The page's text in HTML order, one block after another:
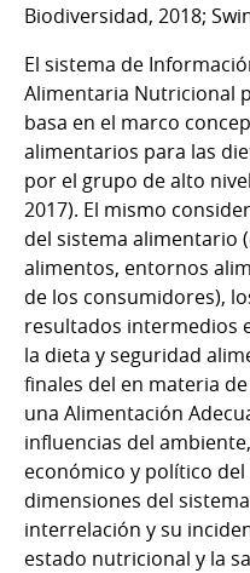
Biodiversidad, 2018;
El sistema de
Alimentaria Nutricional
basa en el marco
alimentarios para las
por el grupo de alto
2017). El mismo
del sistema alimentario
alimentos, entornos
de los consumidores),
resultados intermedios
la dieta y seguridad
finales del en materia
una Alimentación
influencias del
económico y político del
dimensiones del
interrelación y su
estado nutricional y la